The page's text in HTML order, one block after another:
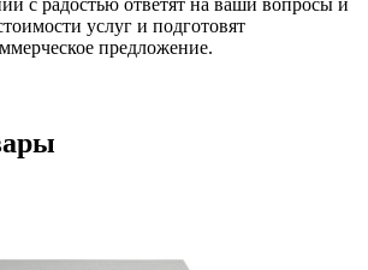
услуг и подготовят
предложение.